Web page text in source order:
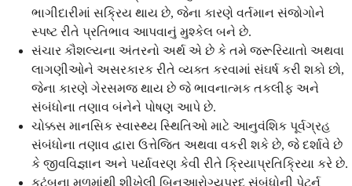
ભાગીદારીમાં સક્રિય થાય છે, જેના કારણે વર્તમાન સંજોગોને
સ્પષ્ટ રીતે પ્રતિભાવ આપવાનું મુશ્કેલ બને છે.
સંચાર કૌશલ્યના અંતરનો અર્થ એ છે કે તમે જરૂરિયાતો અથવા
લાગણીઓને અસરકારક રીતે વ્યક્ત કરવામાં સંઘર્ષ કરી શકો છો,
જેના કારણે ગેરસમજ થાય છે જે ભાવનાત્મક તકલીફ અને
સંબંધોના તણાવ બંનેને પોષણ આપે છે.
ચોક્કસ માનસિક સ્વાસ્થ્ય સ્થિતિઓ માટે આનુવંશિક પૂર્વગ્રહ
સંબંધોના તણાવ દ્વારા ઉત્તેજિત અથવા વકરી શકે છે, જે દર્શાવે છે
કે જીવવિજ્ઞાન અને પર્યાવરણ કેવી રીતે ક્રિયાપ્રતિક્રિયા કરે છે.
કુટુંબના મૂળમાંથી શીખેલી બિનઆરોગ્યપ્રદ સંબંધોની પેટર્ન